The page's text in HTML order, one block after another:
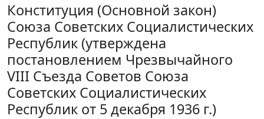
Конституция (Основной закон)
Союза Советских Социалистических
Республик (утверждена
постановлением Чрезвычайного
VIII Съезда Советов Союза
Советских Социалистических
Республик от 5 декабря 1936 г.)